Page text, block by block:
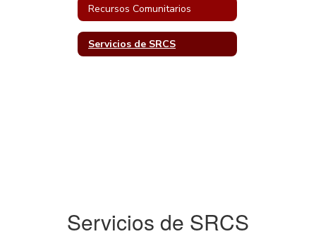
Recursos Comunitarios
Servicios de SRCS
Servicios de SRCS